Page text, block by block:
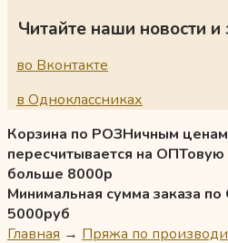
Читайте наши новости
во Вконтакте
в Одноклассниках
Корзина по РОЗНичным ценам
пересчитывается на ОПТовую
больше 8000р
Минимальная сумма заказа
5000руб
Главная → Пряжа по